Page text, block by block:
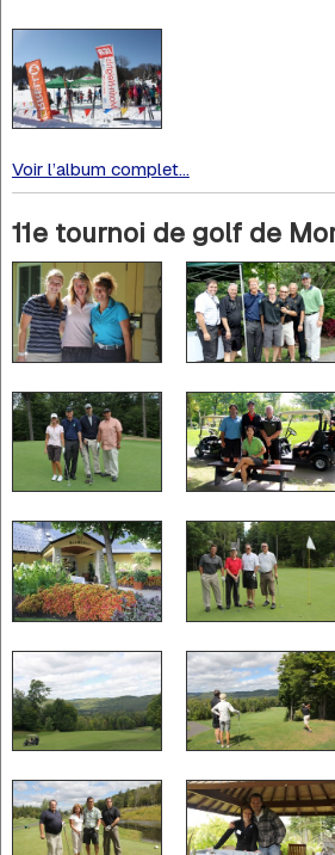
Voir l’album complet...
11e tournoi de golf de